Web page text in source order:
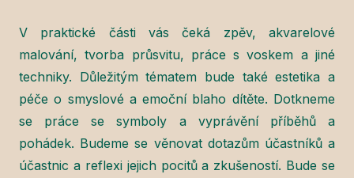
V praktické části vás čeká zpěv, akvarelové
malování, tvorba průsvitu, práce s voskem a jiné
techniky. Důležitým tématem bude také estetika a
péče o smyslové a emoční blaho dítěte. Dotkneme
se práce se symboly a vyprávění příběhů a
pohádek. Budeme se věnovat dotazům účastníků a
účastnic a reflexi jejich pocitů a zkušeností. Bude se